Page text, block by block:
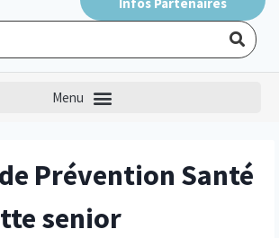
Prévention Santé
senior